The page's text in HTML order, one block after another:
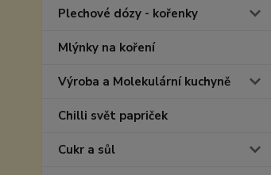
Plechové dózy - kořenky
Mlýnky na koření
Výroba a Molekulární kuchyně
Chilli svět papriček
Cukr a sůl